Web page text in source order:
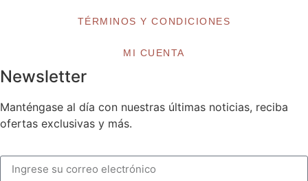
TÉRMINOS Y CONDICIONES
MI CUENTA
Newsletter
Manténgase al día con nuestras últimas noticias, reciba
ofertas exclusivas y más.